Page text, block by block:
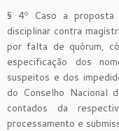
§ 4º Caso a proposta
disciplinar contra
por falta de quórum,
especificação dos
suspeitos e dos
do Conselho Nacional
contados da
processamento e